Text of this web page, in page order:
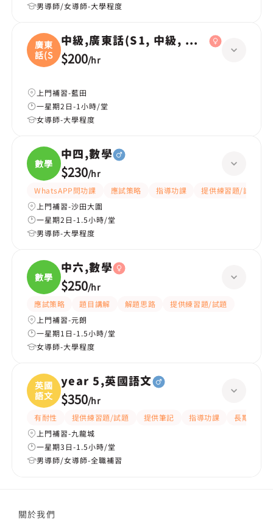
男導師/女導師-大學程度
廣東
話(S
中級,廣東話(S1, 中級, 學校課程)
$200/hr
上門補習-藍田
一星期2日-1小時/堂
女導師-大學程度
數學
中四,數學
$230/hr
WhatsAPP問功課 應試策略 指導功課
提供練習題/試題
上門補習-沙田大圍
一星期2日-1.5小時/堂
男導師-大學程度
數學
中六,數學
$250/hr
應試策略 題目講解 解題思路
提供練習題/試題
上門補習-元朗
一星期1日-1.5小時/堂
女導師-大學程度
英國
語文
year 5,英國語文
$350/hr
有耐性 提供練習題/試題 提供筆記 指導功課
長期補習
上門補習-九龍城
一星期3日-1.5小時/堂
男導師/女導師-全職補習
關於我們